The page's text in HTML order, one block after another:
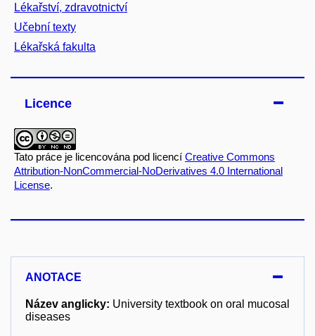
Lékařství, zdravotnictví
Učební texty
Lékařská fakulta
Licence
Tato práce je licencována pod licencí Creative Commons
Attribution-NonCommercial-NoDerivatives 4.0 International
License.
ANOTACE
Název anglicky: University textbook on oral mucosal
diseases